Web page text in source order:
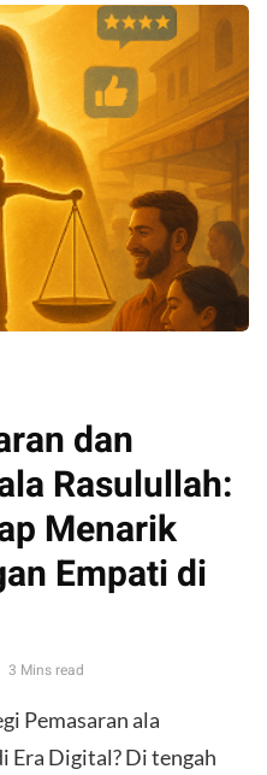
dan
Rasulullah:
Menarik
Empati di
3 Mins read
Pemasaran ala
Era Digital? Di tengah